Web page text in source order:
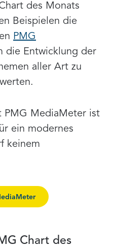
des Monats
Beispielen die
PMG
die Entwicklung der
aller Art zu
PMG MediaMeter ist
ein modernes
keinem
Chart des